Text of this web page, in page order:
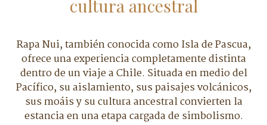
cultura ancestral
Rapa Nui, también conocida como Isla de Pascua,
ofrece una experiencia completamente distinta
dentro de un viaje a Chile. Situada en medio del
Pacífico, su aislamiento, sus paisajes volcánicos,
sus moáis y su cultura ancestral convierten la
estancia en una etapa cargada de simbolismo.